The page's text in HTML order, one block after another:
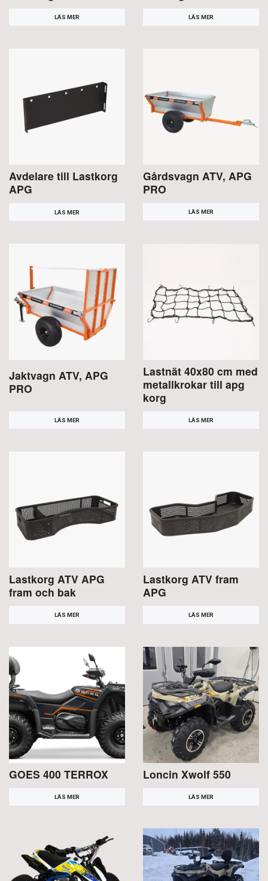
LÄS MER LÄS MER
Avdelare till Lastkorg
APG
LÄS MER
Gårdsvagn ATV, APG
PRO
LÄS MER
Jaktvagn ATV, APG
PRO
LÄS MER
Lastnät 40x80 cm med
metallkrokar till apg
korg
LÄS MER
Lastkorg ATV APG
fram och bak
LÄS MER
Lastkorg ATV fram
APG
LÄS MER
GOES 400 TERROX
LÄS MER
Loncin Xwolf 550
LÄS MER